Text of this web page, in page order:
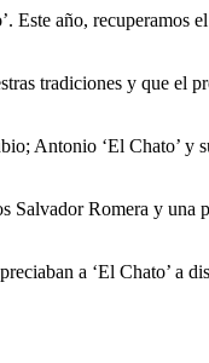
año, recuperamos
tradiciones y que el
Antonio ‘El Chato’ y
Salvador Romera y
a ‘El Chato’ a